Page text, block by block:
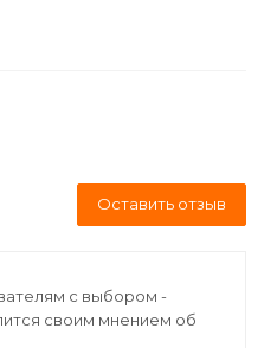
Оставить отзыв
с выбором -
своим мнением об